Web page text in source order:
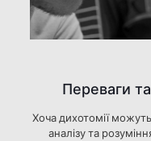
Переваги
Хоча дихотомії
аналізу та